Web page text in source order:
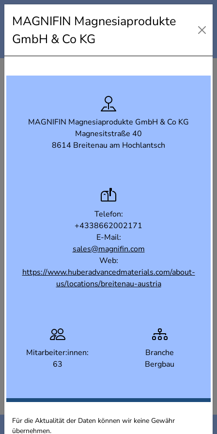
Karte Liste Filter
MAGNIFIN Magnesiaprodukte
GmbH & Co KG
MAGNIFIN Magnesiaprodukte GmbH & Co KG
Magnesitstraße 40
8614 Breitenau am Hochlantsch
Telefon:
+4338662002171
E-Mail:
sales@magnifin.com
Web:
https://www.huberadvancedmaterials.com/about-
us/locations/breitenau-austria
Mitarbeiter:innen:
63
Branche
Bergbau
Für die Aktualität der Daten können wir keine Gewähr
übernehmen.
Kontakt Impressum